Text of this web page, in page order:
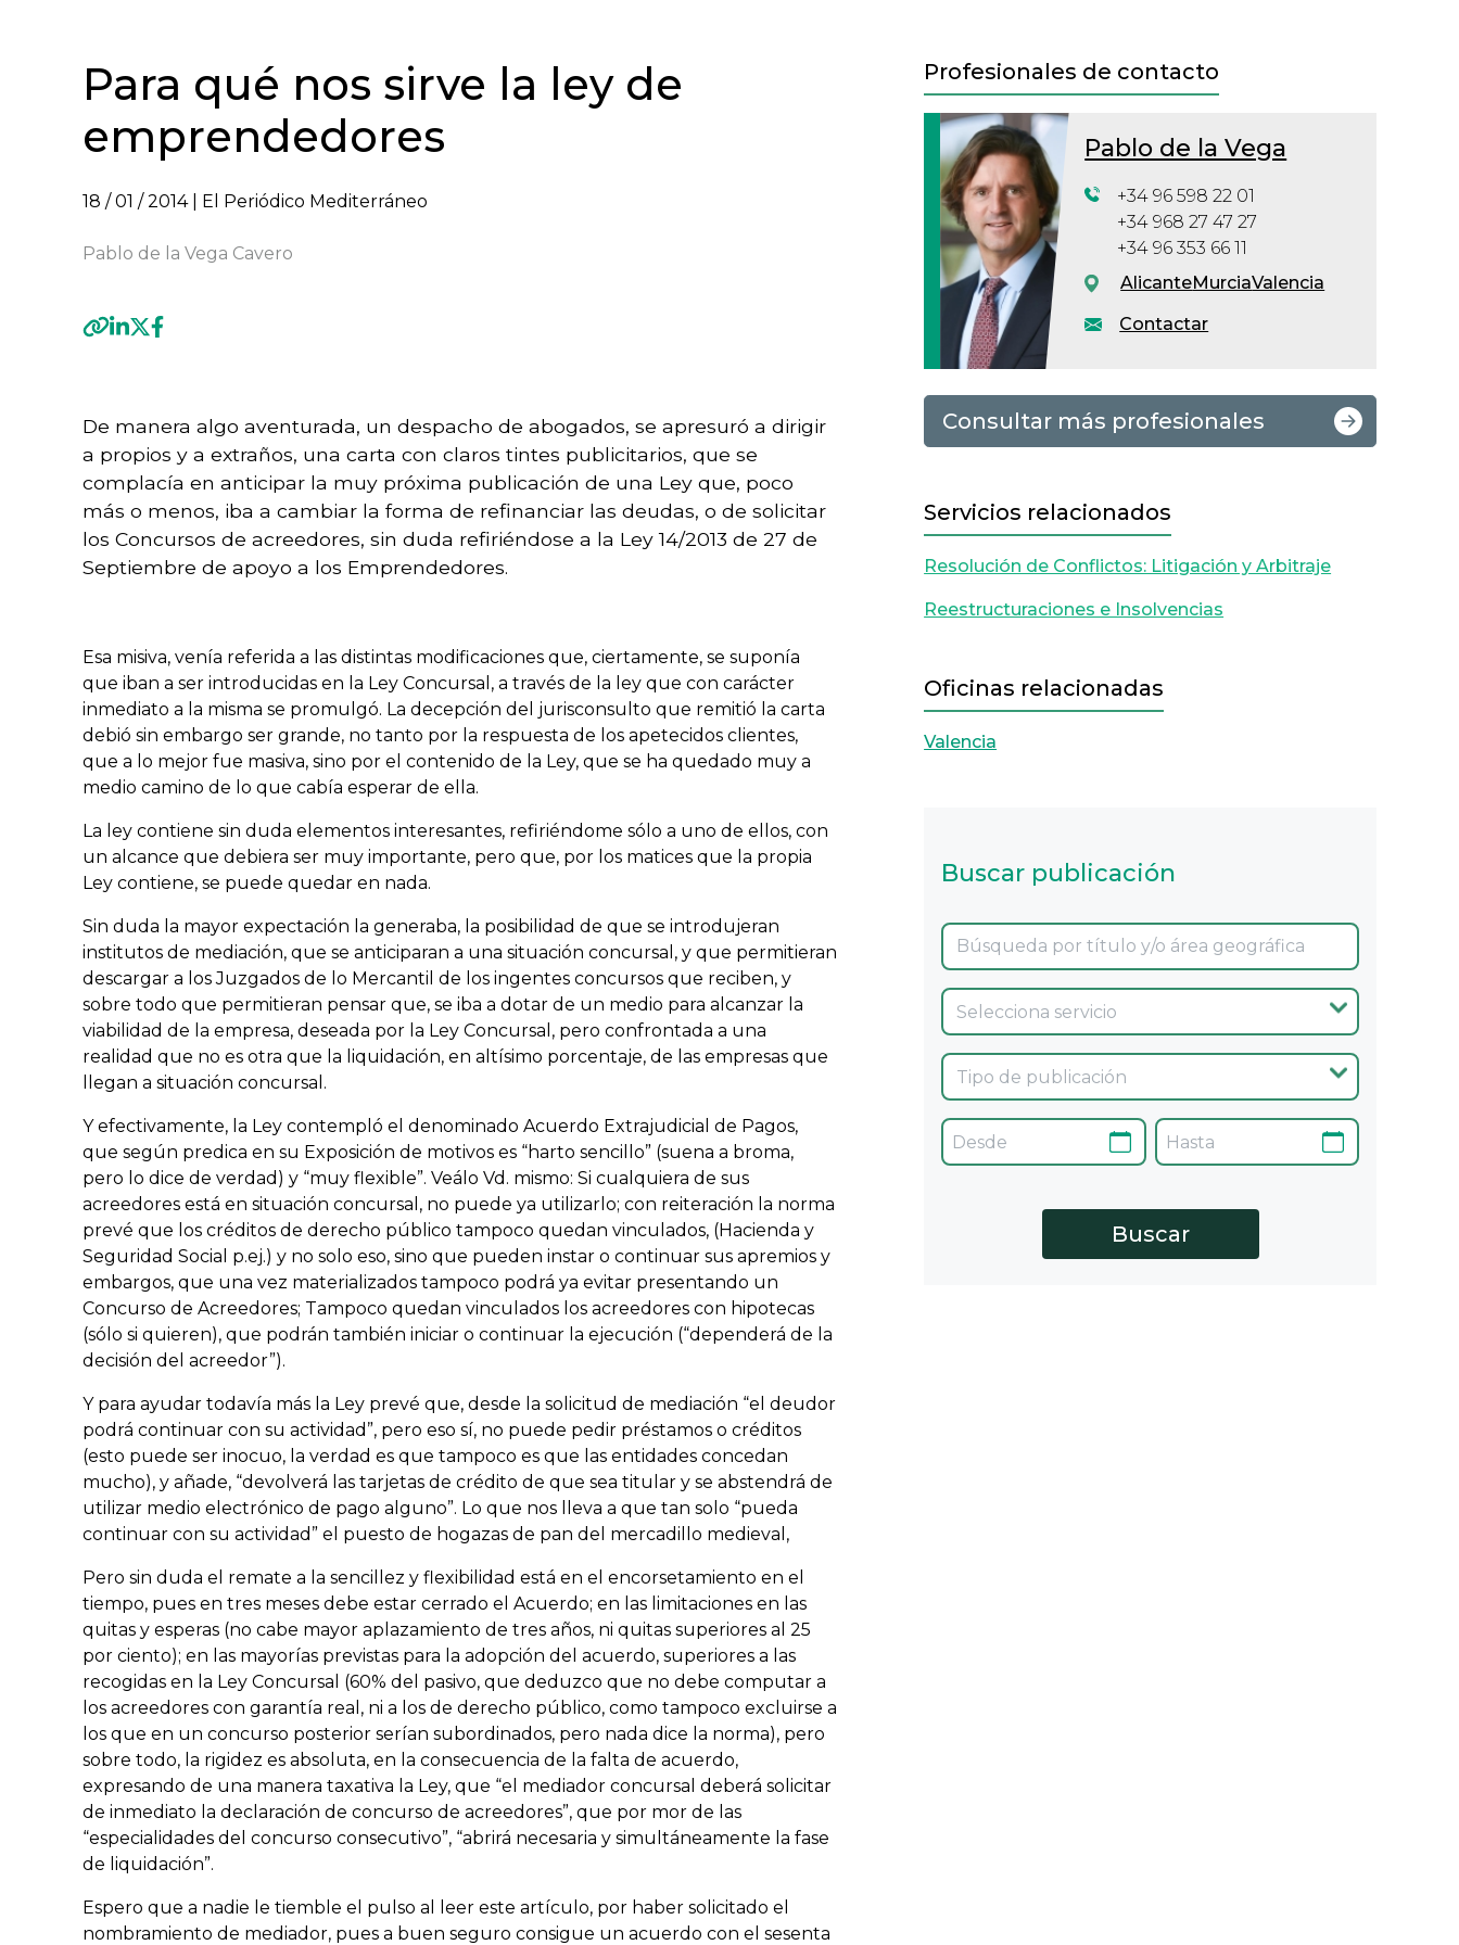
Para qué nos sirve la ley de
emprendedores
18 / 01 / 2014| El Periódico Mediterráneo
Pablo de la Vega Cavero
De manera algo aventurada, un despacho de abogados, se apresuró a dirigir
a propios y a extraños, una carta con claros tintes publicitarios, que se
complacía en anticipar la muy próxima publicación de una Ley que, poco
más o menos, iba a cambiar la forma de refinanciar las deudas, o de solicitar
los Concursos de acreedores, sin duda refiriéndose a la Ley 14/2013 de 27 de
Septiembre de apoyo a los Emprendedores.
Esa misiva, venía referida a las distintas modificaciones que, ciertamente, se suponía
que iban a ser introducidas en la Ley Concursal, a través de la ley que con carácter
inmediato a la misma se promulgó. La decepción del jurisconsulto que remitió la carta
debió sin embargo ser grande, no tanto por la respuesta de los apetecidos clientes,
que a lo mejor fue masiva, sino por el contenido de la Ley, que se ha quedado muy a
medio camino de lo que cabía esperar de ella.
La ley contiene sin duda elementos interesantes, refiriéndome sólo a uno de ellos, con
un alcance que debiera ser muy importante, pero que, por los matices que la propia
Ley contiene, se puede quedar en nada.
Sin duda la mayor expectación la generaba, la posibilidad de que se introdujeran
institutos de mediación, que se anticiparan a una situación concursal, y que permitieran
descargar a los Juzgados de lo Mercantil de los ingentes concursos que reciben, y
sobre todo que permitieran pensar que, se iba a dotar de un medio para alcanzar la
viabilidad de la empresa, deseada por la Ley Concursal, pero confrontada a una
realidad que no es otra que la liquidación, en altísimo porcentaje, de las empresas que
llegan a situación concursal.
Y efectivamente, la Ley contempló el denominado Acuerdo Extrajudicial de Pagos,
que según predica en su Exposición de motivos es “harto sencillo” (suena a broma,
pero lo dice de verdad) y “muy flexible”. Veálo Vd. mismo: Si cualquiera de sus
acreedores está en situación concursal, no puede ya utilizarlo; con reiteración la norma
prevé que los créditos de derecho público tampoco quedan vinculados, (Hacienda y
Seguridad Social p.ej.) y no solo eso, sino que pueden instar o continuar sus apremios y
embargos, que una vez materializados tampoco podrá ya evitar presentando un
Concurso de Acreedores; Tampoco quedan vinculados los acreedores con hipotecas
(sólo si quieren), que podrán también iniciar o continuar la ejecución (“dependerá de la
decisión del acreedor”).
Y para ayudar todavía más la Ley prevé que, desde la solicitud de mediación “el deudor
podrá continuar con su actividad”, pero eso sí, no puede pedir préstamos o créditos
(esto puede ser inocuo, la verdad es que tampoco es que las entidades concedan
mucho), y añade, “devolverá las tarjetas de crédito de que sea titular y se abstendrá de
utilizar medio electrónico de pago alguno”. Lo que nos lleva a que tan solo “pueda
continuar con su actividad” el puesto de hogazas de pan del mercadillo medieval,
Pero sin duda el remate a la sencillez y flexibilidad está en el encorsetamiento en el
tiempo, pues en tres meses debe estar cerrado el Acuerdo; en las limitaciones en las
quitas y esperas (no cabe mayor aplazamiento de tres años, ni quitas superiores al 25
por ciento); en las mayorías previstas para la adopción del acuerdo, superiores a las
recogidas en la Ley Concursal (60% del pasivo, que deduzco que no debe computar a
los acreedores con garantía real, ni a los de derecho público, como tampoco excluirse a
los que en un concurso posterior serían subordinados, pero nada dice la norma), pero
sobre todo, la rigidez es absoluta, en la consecuencia de la falta de acuerdo,
expresando de una manera taxativa la Ley, que “el mediador concursal deberá solicitar
de inmediato la declaración de concurso de acreedores”, que por mor de las
“especialidades del concurso consecutivo”, “abrirá necesaria y simultáneamente la fase
de liquidación”.
Espero que a nadie le tiemble el pulso al leer este artículo, por haber solicitado el
nombramiento de mediador, pues a buen seguro consigue un acuerdo con el sesenta
Profesionales de contacto
Pablo de la Vega
Contactar
+34 96 598 22 01
+34 968 27 47 27
+34 96 353 66 11
AlicanteMurciaValencia
Consultar más profesionales
Servicios relacionados
Resolución de Conflictos: Litigación y Arbitraje
Reestructuraciones e Insolvencias
Oficinas relacionadas
Valencia
Buscar publicación